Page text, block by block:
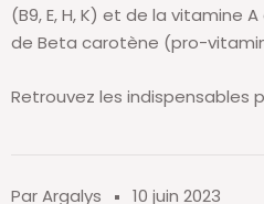
Par Argalys 10 juin 2023
(B9, E, H, K) et de la vitamine
de Beta carotène (pro-
Retrouvez les indispensables